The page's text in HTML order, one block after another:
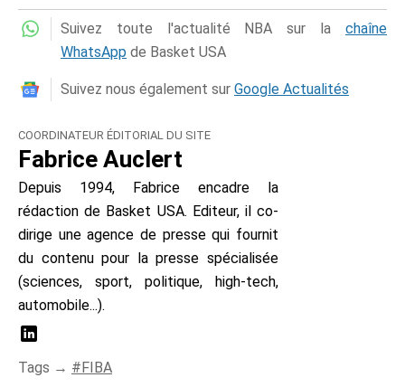
Suivez toute l'actualité NBA sur la chaîne
WhatsApp de Basket USA
Suivez nous également sur Google Actualités
COORDINATEUR ÉDITORIAL DU SITE
Fabrice Auclert
Depuis 1994, Fabrice encadre la
rédaction de Basket USA. Editeur, il co-
dirige une agence de presse qui fournit
du contenu pour la presse spécialisée
(sciences, sport, politique, high-tech,
automobile...).
Tags → FIBA